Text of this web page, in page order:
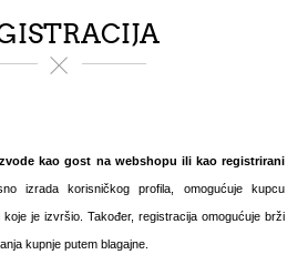
kao gost na webshopu ili kao registrirani
izrada korisničkog profila, omogućuje kupcu
je izvršio. Također, registracija omogućuje brži
kupnje putem blagajne.